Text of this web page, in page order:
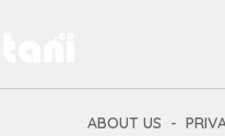
ABOUT US